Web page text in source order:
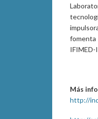
IFIMED-
Más
http://